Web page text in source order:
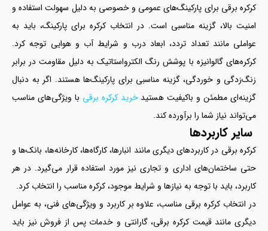
کرکره برقی برای پارکینگ‌های عمومی و خصوصی به دلیل سهولت استفاده و
امنیت بالا، گزینه مناسبی است. در انتخاب کرکره برای پارکینگ، باید به
عواملی مانند تعداد تردد، ابعاد درب و شرایط آب و هوایی توجه کرد.
کرکره‌های گالوانیزه با پوشش رنگ الکترواستاتیک به دلیل مقاومت در برابر
زنگ‌زدگی و خوردگی، گزینه مناسبی برای پارکینگ‌ها هستند. اگر به دنبال
گزینه‌ای مطمئن و باکیفیت هستیدخرید کرکره برقیبا ویژگی‌های مناسب
می‌تواند نیاز شما را برآورده کند.
سایر کاربردها
کرکره برقی در کاربردهای دیگری مانند انبارها، کارگاه‌ها، کارخانه‌ها، بانک‌ها و
حتی ساختمان‌های اداری و تجاری نیز مورد استفاده قرار می‌گیرد. در هر
کاربرد، باید با توجه به نیازها و شرایط موجود، کرکره مناسب را انتخاب کرد.
در انتخاب کرکره برقی مناسب، علاوه بر کاربرد و ویژگی‌های فنی، به عوامل
دیگری مانند قیمت کرکره برقی، گارانتی و خدمات پس از فروش نیز باید